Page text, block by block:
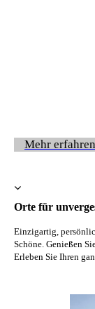
Mehr erfahren
Orte für
Einzigartig,
Schöne. Genießen
Erleben Sie Ihren